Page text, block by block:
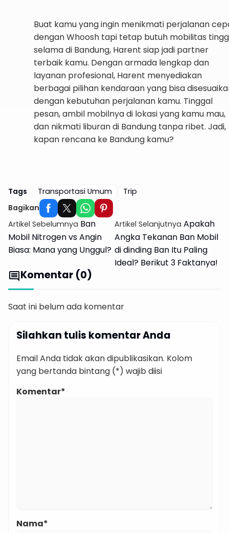
Buat kamu yang ingin menikmati perjalanan
dengan Whoosh tapi tetap butuh mobilitas
selama di Bandung, Harent siap jadi partner
terbaik kamu. Dengan armada lengkap dan
layanan profesional, Harent menyediakan
berbagai pilihan kendaraan yang bisa
dengan kebutuhan perjalanan kamu. Tinggal
pesan, ambil mobilnya di lokasi yang kamu mau,
dan nikmati liburan di Bandung tanpa ribet. Jadi,
kapan rencana ke Bandung kamu?
Tags Transportasi Umum
Trip
Bagikan
Artikel Sebelumnya Ban
Mobil Nitrogen vs Angin
Biasa: Mana yang Unggul?
Artikel Selanjutnya Apakah
Angka Tekanan Ban Mobil
di dinding Ban Itu Paling
Ideal? Berikut 3 Faktanya!
commentKomentar (0)
Saat ini belum ada komentar
Silahkan tulis komentar Anda
Email Anda tidak akan dipublikasikan. Kolom
yang bertanda bintang (*) wajib diisi
Komentar*
Nama*